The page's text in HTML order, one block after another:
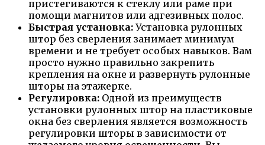
пристегиваются к стеклу или раме при
помощи магнитов или адгезивных полос.
Быстрая установка: Установка рулонных
штор без сверления занимает минимум
времени и не требует особых навыков. Вам
просто нужно правильно закрепить
крепления на окне и развернуть рулонные
шторы на этажерке.
Регулировка: Одной из преимуществ
установки рулонных штор на пластиковые
окна без сверления является возможность
регулировки шторы в зависимости от